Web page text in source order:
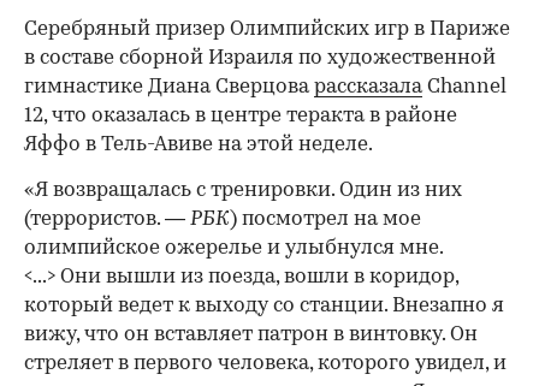
Серебряный призер Олимпийских игр в Париже
в составе сборной Израиля по художественной
гимнастике Диана СверцоварассказалаChannel
12, что оказалась в центре теракта в районе
Яффо в Тель-Авиве на этой неделе.
«Я возвращалась с тренировки. Один из них
(террористов. — РБК) посмотрел на мое
олимпийское ожерелье и улыбнулся мне.
<...> Они вышли из поезда, вошли в коридор,
который ведет к выходу со станции. Внезапно я
вижу, что он вставляет патрон в винтовку. Он
стреляет в первого человека, которого увидел, и